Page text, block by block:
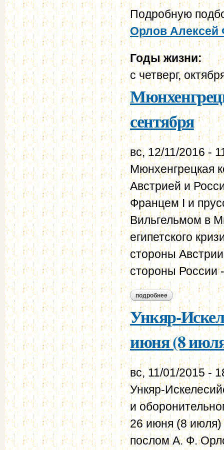
Подробную
Орлов Алексей
Годы жизни:
с четверг,
сентября
вс, 12/11/2016 -
Мюнхенгрецкая
Австрией и
Францем I и
Вильгельмом в
египетского
стороны
стороны
подробнее о мюнхенгрецкая
Ункяр-
июня (8
вс, 11/01/2015 -
Ункяр-
и
26 июня (8 июля)
послом А. Ф.